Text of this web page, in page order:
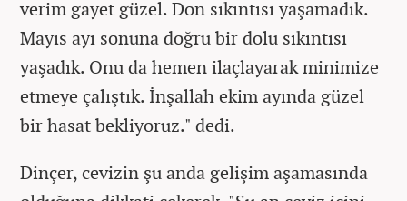
verim gayet güzel. Don sıkıntısı yaşamadık.
Mayıs ayı sonuna doğru bir dolu sıkıntısı
yaşadık. Onu da hemen ilaçlayarak minimize
etmeye çalıştık. İnşallah ekim ayında güzel
bir hasat bekliyoruz." dedi.
Dinçer, cevizin şu anda gelişim aşamasında